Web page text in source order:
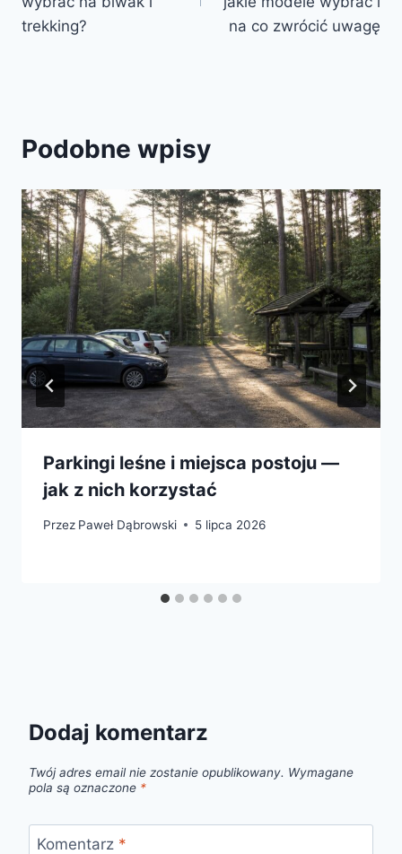
trekking?
na co zwrócić uwagę
Podobne wpisy
Parkingi leśne i miejsca postoju —
jak z nich korzystać
Przez Paweł Dąbrowski 5 lipca 2026
Dodaj komentarz
Twój adres email nie zostanie opublikowany. Wymagane
pola są oznaczone *
Komentarz *